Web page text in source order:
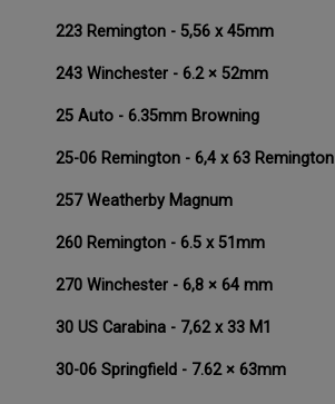
223 Remington - 5,56 x 45mm
243 Winchester - 6.2 × 52mm
25 Auto - 6.35mm Browning
25-06 Remington - 6,4 x 63 Remington
257 Weatherby Magnum
260 Remington - 6.5 x 51mm
270 Winchester - 6,8 × 64 mm
30 US Carabina - 7,62 x 33 M1
30-06 Springfield - 7.62 × 63mm